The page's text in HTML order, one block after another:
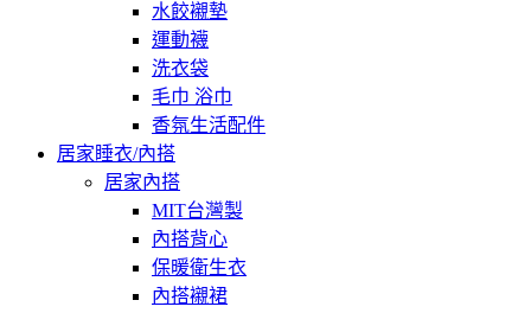
水餃襯墊
運動襪
洗衣袋
毛巾 浴巾
香氛生活配件
居家睡衣/內搭
居家內搭
MIT台灣製
內搭背心
保暖衛生衣
內搭襯裙